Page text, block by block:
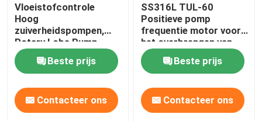
Verwijderende stoelklep
Roterende kwabpomp
Sanitaire centrifugaalpomp
Vloeistofcontrole
Hoog
zuiverheidspompen,
Rotary Lobe Pump
Honney Commestic
Food Transfer
Beste prijs
Contacteer ons
SS316L TUL-60
Positieve pomp
frequentie motor voor
het overbrengen van
vloeistof van tank naar
tank
Beste prijs
Contacteer ons